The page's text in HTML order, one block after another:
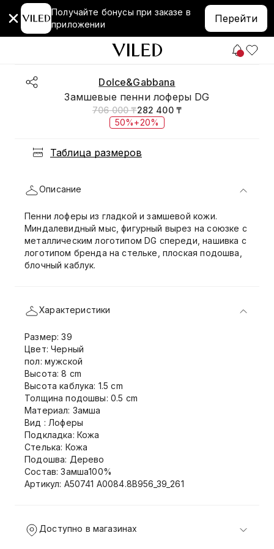
Получайте бонусы при заказе в
приложении
Перейти
Dolce&Gabbana
Замшевые пенни лоферы DG
706 000 ₸282 400 ₸
50%+20%
Таблица размеров
Описание
Пенни лоферы из гладкой и замшевой кожи.
Миндалевидный мыс, фигурный вырез на союзке с
металлическим логотипом DG спереди, нашивка с
логотипом бренда на стельке, плоская подошва,
блочный каблук.
Характеристики
Размер: 39
Цвет: Черный
пол: мужской
Высота: 8 cm
Высота каблука: 1.5 cm
Толщина подошвы: 0.5 cm
Материал: Замша
Вид : Лоферы
Подкладка: Кожа
Стелька: Кожа
Подошва: Дерево
Состав: Замша100%
Артикул: A50741 A0084.8B956_39_261
Доступно в магазинах